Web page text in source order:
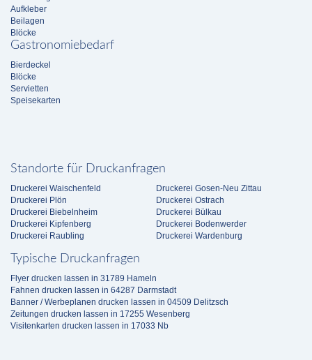
Aufkleber
Beilagen
Blöcke
Gastronomiebedarf
Bierdeckel
Blöcke
Servietten
Speisekarten
Standorte für Druckanfragen
Druckerei Waischenfeld
Druckerei Plön
Druckerei Biebelnheim
Druckerei Kipfenberg
Druckerei Raubling
Druckerei Gosen-Neu Zittau
Druckerei Ostrach
Druckerei Bülkau
Druckerei Bodenwerder
Druckerei Wardenburg
Typische Druckanfragen
Flyer drucken lassen in 31789 Hameln
Fahnen drucken lassen in 64287 Darmstadt
Banner / Werbeplanen drucken lassen in 04509 Delitzsch
Zeitungen drucken lassen in 17255 Wesenberg
Visitenkarten drucken lassen in 17033 Nb